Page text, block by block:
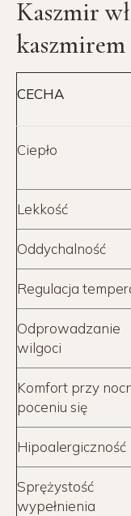
Kaszmir
kaszmirem
CECHA
Ciepło
Lekkość
Oddychalność
Regulacja
Odprowadzanie
wilgoci
Komfort przy
poceniu się
Hipoalergiczność
Sprężystość
wypełnienia